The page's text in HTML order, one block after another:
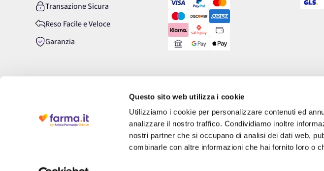
Questo sito web utilizza i cookie
Utilizziamo i cookie per personalizzare contenuti ed
analizzare il nostro traffico. Condividiamo inoltre
nostri partner che si occupano di analisi dei dati web,
combinarle con altre informazioni che hai fornito loro o
Transazione Sicura
Reso Facile e Veloce
Garanzia
Farma.it S.a.s. P. IVA 07417261216 REA: NA-884088